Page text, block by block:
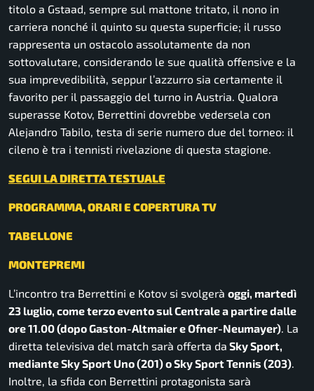
titolo a Gstaad, sempre sul mattone tritato, il nono in
carriera nonché il quinto su questa superficie; il russo
rappresenta un ostacolo assolutamente da non
sottovalutare, considerando le sue qualità offensive e la
sua imprevedibilità, seppur l’azzurro sia certamente il
favorito per il passaggio del turno in Austria. Qualora
superasse Kotov, Berrettini dovrebbe vedersela con
Alejandro Tabilo, testa di serie numero due del torneo: il
cileno è tra i tennisti rivelazione di questa stagione.
SEGUI LA DIRETTA TESTUALE
PROGRAMMA, ORARI E COPERTURA TV
TABELLONE
MONTEPREMI
L’incontro tra Berrettini e Kotov si svolgerà oggi, martedì
23 luglio, come terzo evento sul Centrale a partire dalle
ore 11.00 (dopo Gaston-Altmaier e Ofner-Neumayer). La
diretta televisiva del match sarà offerta da Sky Sport,
mediante Sky Sport Uno (201) o Sky Sport Tennis (203).
Inoltre, la sfida con Berrettini protagonista sarà